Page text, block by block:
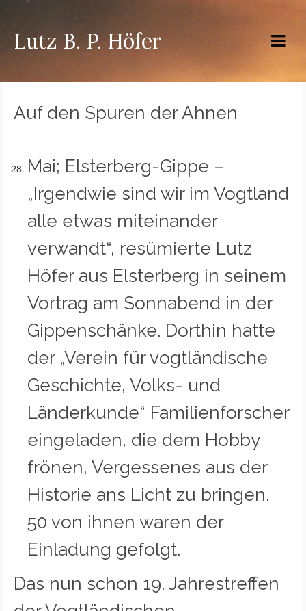
Lutz B. P. Höfer
Auf den Spuren der Ahnen
Mai; Elsterberg-Gippe –
„Irgendwie sind wir im Vogtland
alle etwas miteinander
verwandt“, resümierte Lutz
Höfer aus Elsterberg in seinem
Vortrag am Sonnabend in der
Gippenschänke. Dorthin hatte
der „Verein für vogtländische
Geschichte, Volks- und
Länderkunde“ Familienforscher
eingeladen, die dem Hobby
frönen, Vergessenes aus der
Historie ans Licht zu bringen.
50 von ihnen waren der
Einladung gefolgt.
Das nun schon 19. Jahrestreffen